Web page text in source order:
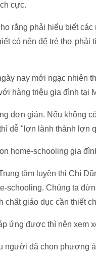
cực.
rằng phải hiểu biết
có nên để trẻ thơ
nay mới ngạc nhiên
hàng triệu gia đình tại
đơn giản. Nếu không
dễ "lợn lành thành lợn
home-schooling gia
tâm luyện thi Chí
schooling. Chúng ta
chất giáo dục cần thiết
ứng được thì nên xem
người đã chọn phương